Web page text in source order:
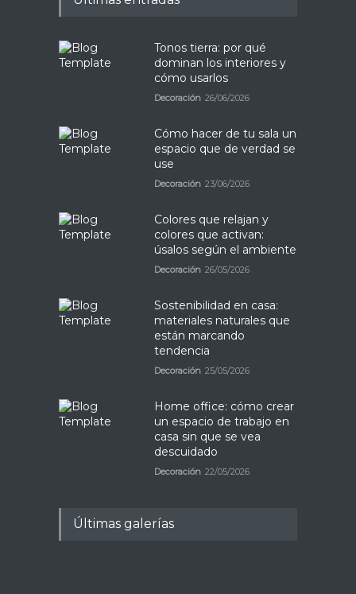
Tonos tierra: por qué
dominan los interiores y
cómo usarlos
Decoración 26/06/2026
Cómo hacer de tu sala un
espacio que de verdad se
use
Decoración 23/06/2026
Colores que relajan y
colores que activan:
úsalos según el ambiente
Decoración 26/05/2026
Sostenibilidad en casa:
materiales naturales que
están marcando
tendencia
Decoración 25/05/2026
Home office: cómo crear
un espacio de trabajo en
casa sin que se vea
descuidado
Decoración 22/05/2026
Últimas galerías